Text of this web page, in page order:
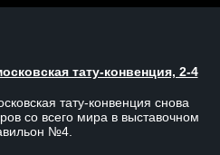
тату-конвенция, 2-4
тату-конвенция снова
со всего мира в выставочном
№4.